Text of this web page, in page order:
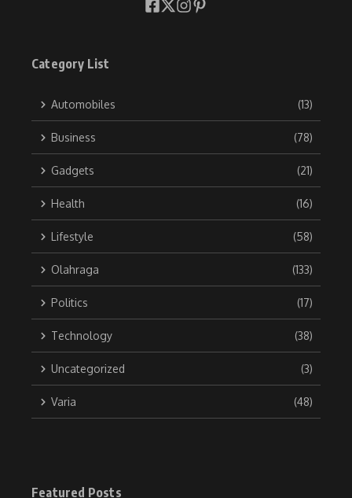
Category List
Automobiles (13)
Business (78)
Gadgets (21)
Health (16)
Lifestyle (58)
Olahraga (133)
Politics (17)
Technology (38)
Uncategorized (3)
Varia (48)
Featured Posts